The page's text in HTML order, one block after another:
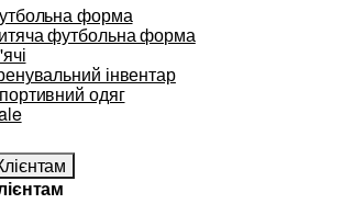
форма
футбольна форма
інвентар
одяг